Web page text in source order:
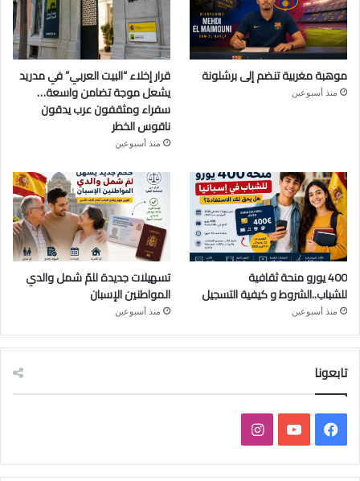
موهبة مغربية تنضم إلى برشلونة
منذ أسبوعين
قرار إخلاء “البيت العربي” في مدريد
يشعل موجة تضامن واسعة…
سفراء ومثقفون عرب يدقون
ناقوس الخطر
منذ أسبوعين
400 يورو منحة ثقافية
للشباب..الشروط و كيفية التسجيل
منذ أسبوعين
تسهيلات جديدة للمّ شمل والدي
المواطنين الإسبان
منذ أسبوعين
تابعونا
ي
و
ن